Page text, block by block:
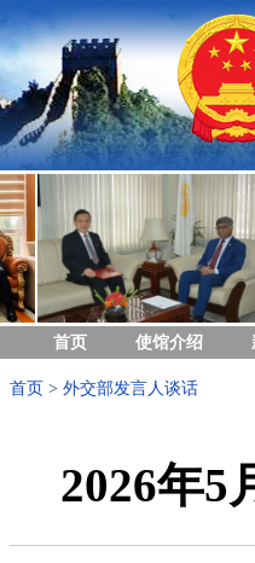
首页 使馆介绍
首页 > 外交部发言人谈话
2026年5